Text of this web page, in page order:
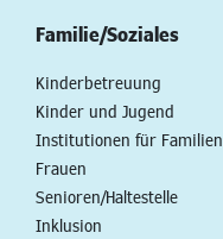
Familie/Soziales
Kinderbetreuung
Kinder und Jugend
Institutionen für Familien
Frauen
Senioren/Haltestelle
Inklusion